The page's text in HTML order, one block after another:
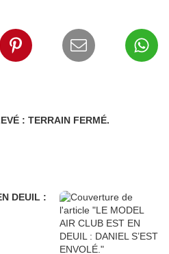
RISQUE INCENDIE TRÉS ÉLEVÉ : TERRAIN FERMÉ.